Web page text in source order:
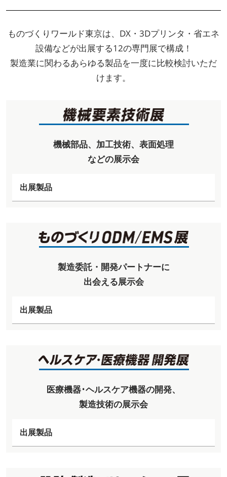
ものづくりワールド東京は、DX・3Dプリンタ・省エネ
設備などが出展する12の専門展で構成！
製造業に関わるあらゆる製品を一度に比較検討いただ
けます。
機械部品、加工技術、表面処理
などの展示会
出展製品
製造委託・開発パートナーに
出会える展示会
出展製品
医療機器･ヘルスケア機器の開発、
製造技術の展示会
出展製品